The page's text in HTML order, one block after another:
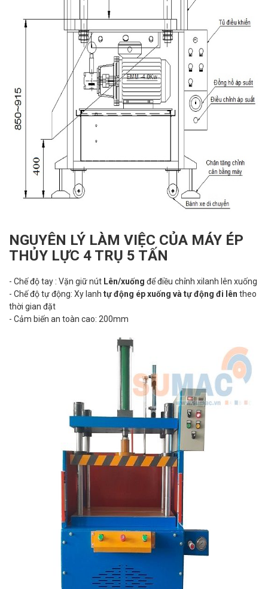
NGUYÊN LÝ LÀM VIỆC CỦA MÁY ÉP
THỦY LỰC 4 TRỤ 5 TẤN
- Chế độ tay : Vặn giữ nút Lên/xuống để điều chỉnh xilanh lên xuống
- Chế độ tự động: Xy lanh tự động ép xuống và tự động đi lên theo
thời gian đặt
- Cảm biến an toàn cao: 200mm